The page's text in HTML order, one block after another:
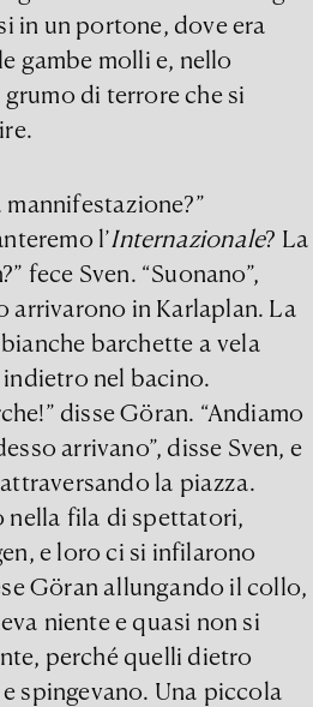
in un portone, dove era
gambe molli e, nello
di terrore che si
mannifestazione?”
l’Internazionale? La
fece Sven. “Suonano”,
arrivarono in Karlaplan. La
barchette a vela
nel bacino.
disse Göran. “Andiamo
arrivano”, disse Sven, e
la piazza.
nella fila di spettatori,
e loro ci si infilarono
Göran allungando il collo,
niente e quasi non si
perché quelli dietro
spingevano. Una piccola